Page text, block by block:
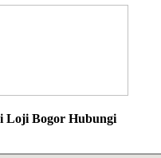
Loji Bogor Hubungi